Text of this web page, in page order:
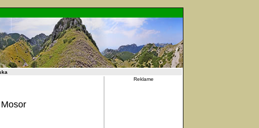
Reklame